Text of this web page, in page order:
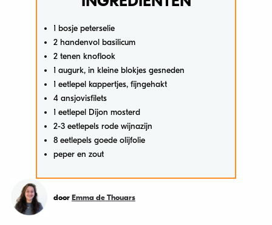
1 bosje peterselie
2 handenvol basilicum
2 tenen knoflook
1 augurk, in kleine blokjes gesneden
1 eetlepel kappertjes, fijngehakt
4 ansjovisfilets
1 eetlepel Dijon mosterd
2-3 eetlepels rode wijnazijn
8 eetlepels goede olijfolie
peper en zout
door Emma de Thouars